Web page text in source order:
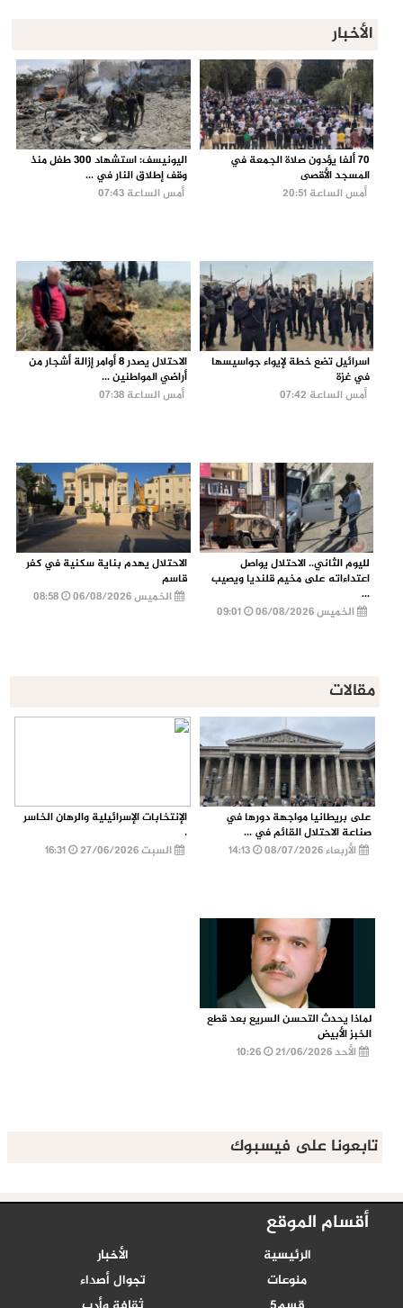
الأخبار
70 ألفا يؤدون صلاة الجمعة في
المسجد الأقصى
أمس الساعة 20:51
اليونيسف: استشهاد 300 طفل منذ
وقف إطلاق النار في ...
أمس الساعة 07:43
اسرائيل تضع خطة لإيواء جواسيسها
في غزة
أمس الساعة 07:42
الاحتلال يصدر 8 أوامر إزالة أشجار من
أراضي المواطنين ...
أمس الساعة 07:38
لليوم الثاني.. الاحتلال يواصل
اعتداءاته على مخيم قلنديا ويصيب
...
الخميس 06/08/2026
الاحتلال يهدم بناية سكنية في كفر
قاسم
الخميس 06/08/2026
08:58
مقالات
على بريطانيا مواجهة دورها في
صناعة الاحتلال القائم في ...
الأربعاء 08/07/2026
الإنتخابات الإسرائيلية والرهان الخاسر
.
السبت 27/06/2026
16:31
لماذا يحدث التحسن السريع بعد قطع
الخبز الأبيض
الأحد 21/06/2026
تابعونا على فيسبوك
أقسام الموقع
الرئيسية
الأخبار
منوعات
تجوال أصداء